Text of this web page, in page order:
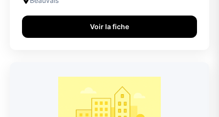
Voir la fiche